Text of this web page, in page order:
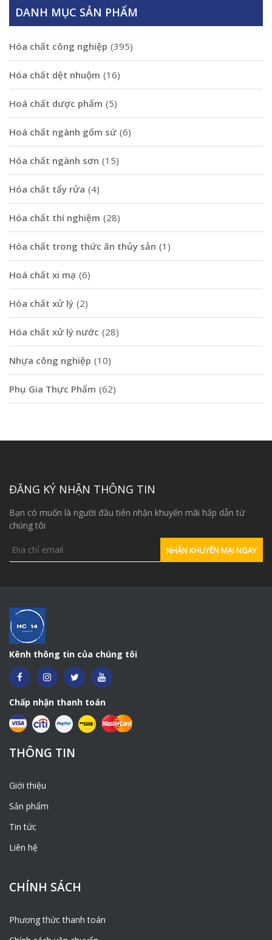
DANH MỤC SẢN PHẨM
Hóa chất công nghiệp (395)
Hóa chất dệt nhuộm (16)
Hoá chất dược phẩm (5)
Hoá chất ngành gốm sứ (6)
Hóa chất ngành sơn (15)
Hóa chất tẩy rửa (4)
Hóa chất thí nghiệm (28)
Hóa chất trong thức ăn thủy sản (1)
Hoá chất xi mạ (6)
Hóa chất xử lý (2)
Hóa chất xử lý nước (28)
Nhựa công nghiệp (10)
Phụ Gia Thực Phẩm (62)
ĐĂNG KÝ NHẬN THÔNG TIN
Bạn có muốn là người đầu tiên nhận khuyến mãi hấp dẫn từ
chúng tôi
Kênh thông tin của chúng tôi
Chấp nhận thanh toán
THÔNG TIN
Giới thiệu
Sản phẩm
Tin tức
Liên hệ
CHÍNH SÁCH
Phương thức thanh toán